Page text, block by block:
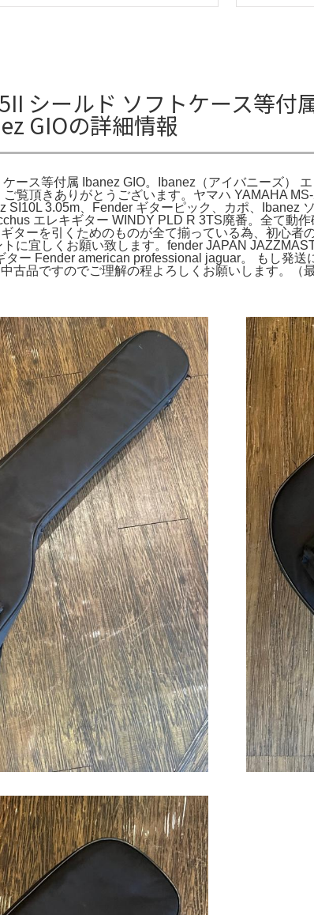
シールド ソフトケース等付
GIOの詳細情報
ース等付属 Ibanez GIO。Ibanez（アイバニーズ）
覧頂きありがとうございます。ヤマハ YAMAHA
SI10L 3.05m、Fender ギターピック、カポ、Ibanez
エレキギター WINDY PLD R 3TS廃番。全て動
ターを引くためのものが全て揃っている為、初心
に宜しくお願い致します。fender JAPAN
ー Fender american professional jaguar。 もし発
古品ですのでご理解の程よろしくお願いします。（